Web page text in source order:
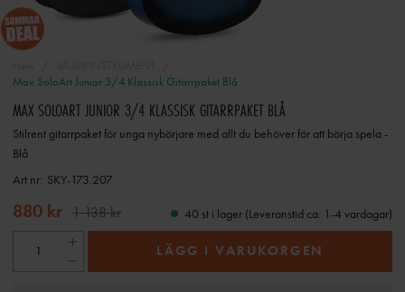
Max SoloArt Junior 3/4 Klassisk Gitarrpaket Blå
MAX SOLOART JUNIOR 3/4 KLASSISK GITARRPAKET BLÅ
Stilrent gitarrpaket för unga nybörjare med allt du behöver för att börja spela -
Blå
Art nr: SKY-173.207
880 kr 1 138 kr 40 st i lager (Leveranstid ca. 1-4 vardagar)
LÄGG I VARUKORGEN